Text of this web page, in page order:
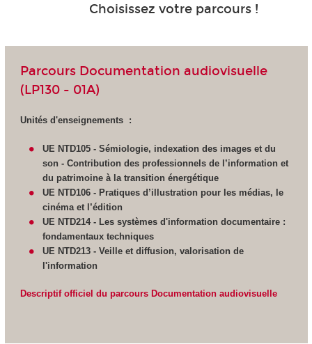
Choisissez votre parcours !
Parcours Documentation audiovisuelle
(LP130 - 01A)
Unités d'enseignements :
UE NTD105 - Sémiologie, indexation des images et du
son - Contribution des professionnels de l’information et
du patrimoine à la transition énergétique
UE NTD106 - Pratiques d’illustration pour les médias, le
cinéma et l’édition
UE NTD214 - Les systèmes d'information documentaire :
fondamentaux techniques
UE NTD213 - Veille et diffusion, valorisation de
l'information
Descriptif officiel du parcours Documentation audiovisuelle